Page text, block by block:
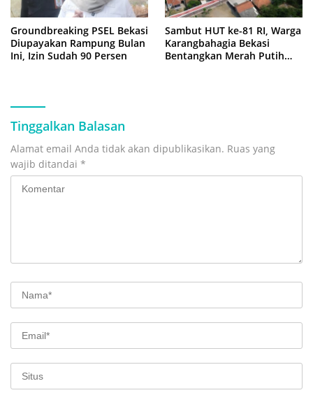
Groundbreaking PSEL Bekasi
Diupayakan Rampung Bulan
Ini, Izin Sudah 90 Persen
Sambut HUT ke-81 RI, Warga
Karangbahagia Bekasi
Bentangkan Merah Putih
Tinggalkan Balasan
Alamat email Anda tidak akan dipublikasikan. Ruas yang
wajib ditandai *